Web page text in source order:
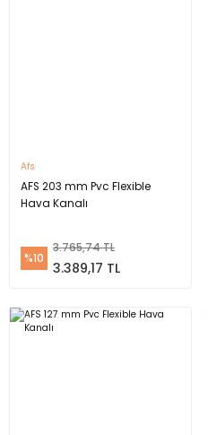
Afs
AFS 203 mm Pvc Flexible
Hava Kanalı
%10
3.765,74 TL
3.389,17 TL